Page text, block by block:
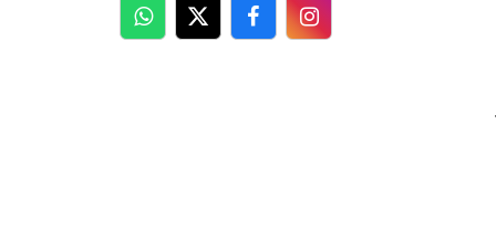
WhatsApp
TwitterFacebookFacebook